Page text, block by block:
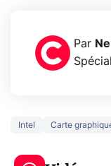
Par
Intel Carte
5
jeux dans la